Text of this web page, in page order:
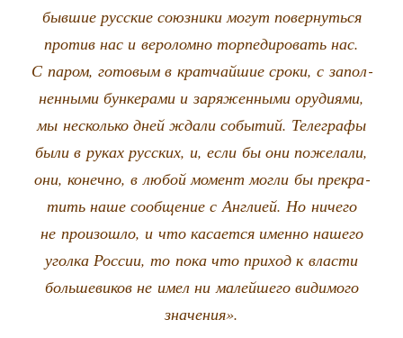
быв­шие рус­ские союз­ни­ки могут повер­нуть­ся
про­тив нас и веро­лом­но тор­пе­ди­ро­вать нас.
С паром, гото­вым в крат­чай­шие сро­ки, с запол­
нен­ны­ми бун­ке­ра­ми и заря­жен­ны­ми ору­ди­я­ми,
мы несколь­ко дней жда­ли собы­тий. Теле­гра­фы
были в руках рус­ских, и, если бы они поже­ла­ли,
они, конеч­но, в любой момент мог­ли бы пре­кра­
тить наше сооб­ще­ние с Англи­ей. Но ниче­го
не про­изо­шло, и что каса­ет­ся имен­но наше­го
угол­ка Рос­сии, то пока что при­ход к вла­сти
боль­ше­ви­ков не имел ни малей­ше­го види­мо­го
значения».